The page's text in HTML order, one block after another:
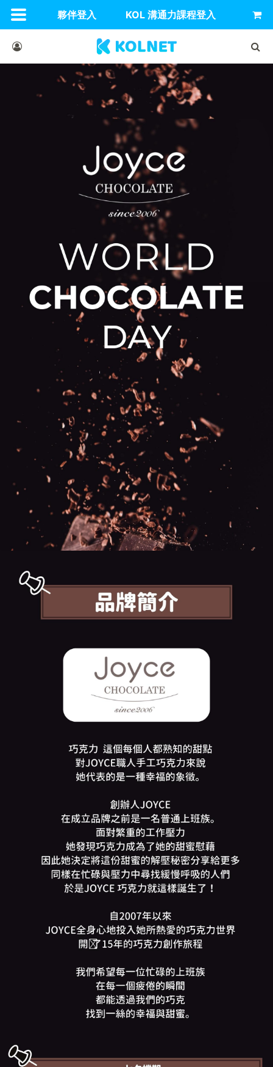
夥伴登入 KOL 溝通力課程登入